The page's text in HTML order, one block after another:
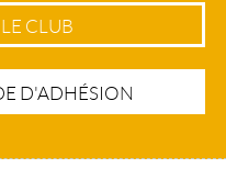
CLUB
D'ADHÉSION